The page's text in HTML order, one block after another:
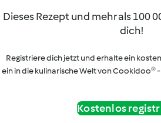
Dieses Rezept und mehr als 100
dich!
Registriere dich jetzt und erhalte ein
ein in die kulinarische Welt von Cookidoo®
Kostenlos